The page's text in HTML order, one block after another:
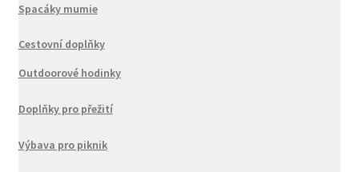
Spacáky mumie
Cestovní doplňky
Outdoorové hodinky
Doplňky pro přežití
Výbava pro piknik